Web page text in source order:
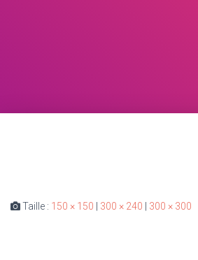
Taille : 150 × 150 300 × 240 300 × 300